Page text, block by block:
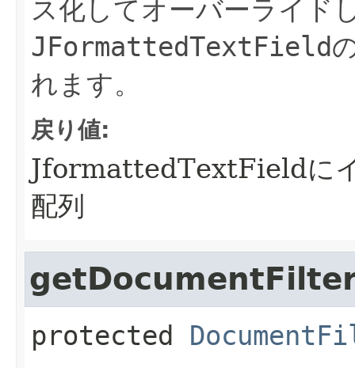
ス化してオーバーライド
JFormattedTextField
れます。
戻り値:
JformattedTextFieldに
配列
protected